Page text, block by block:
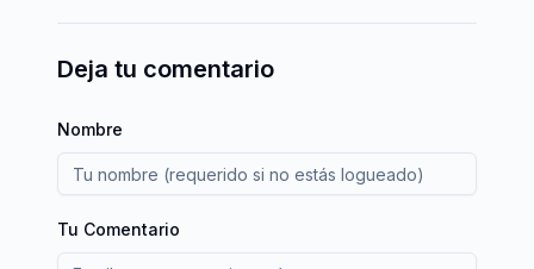
Deja tu comentario
Nombre
Tu Comentario